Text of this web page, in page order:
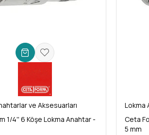
ekipman maliyetinden sizi kurtarır.
(Kendin Yap) tutkunuysanız,
ve size uzun yıllar eşlik edecek
ve Aksesuarları
1/4'' 6 Köşe Lokma Anahtar -
Lokma
Ceta
5 mm